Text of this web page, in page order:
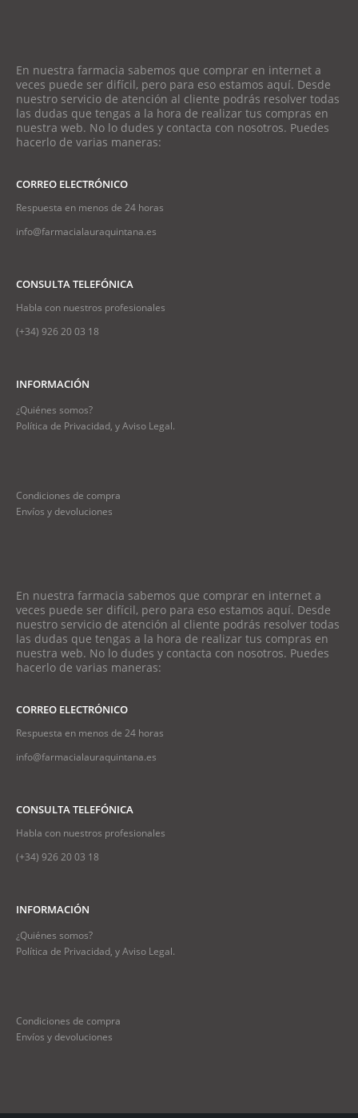
En nuestra farmacia sabemos que comprar en internet a
veces puede ser difícil, pero para eso estamos aquí. Desde
nuestro servicio de atención al cliente podrás resolver todas
las dudas que tengas a la hora de realizar tus compras en
nuestra web. No lo dudes y contacta con nosotros. Puedes
hacerlo de varias maneras:
CORREO ELECTRÓNICO
Respuesta en menos de 24 horas
info@farmacialauraquintana.es
CONSULTA TELEFÓNICA
Habla con nuestros profesionales
(+34) 926 20 03 18
INFORMACIÓN
¿Quiénes somos?
Política de Privacidad, y Aviso Legal.
Condiciones de compra
Envíos y devoluciones
En nuestra farmacia sabemos que comprar en internet a
veces puede ser difícil, pero para eso estamos aquí. Desde
nuestro servicio de atención al cliente podrás resolver todas
las dudas que tengas a la hora de realizar tus compras en
nuestra web. No lo dudes y contacta con nosotros. Puedes
hacerlo de varias maneras:
CORREO ELECTRÓNICO
Respuesta en menos de 24 horas
info@farmacialauraquintana.es
CONSULTA TELEFÓNICA
Habla con nuestros profesionales
(+34) 926 20 03 18
INFORMACIÓN
¿Quiénes somos?
Política de Privacidad, y Aviso Legal.
Condiciones de compra
Envíos y devoluciones